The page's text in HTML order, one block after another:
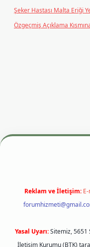
Şeker Hastası Malta Eriği
Özgeçmiş Açıklama
betexper.xyzm
Reklam ve İletişim:
Yasal Uyarı:Sitemiz, 5651
İletişim Kurumu (BTK)